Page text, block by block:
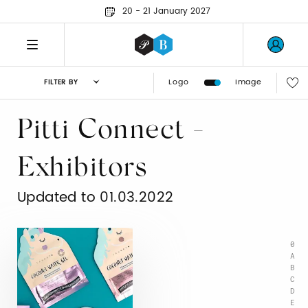
20 - 21 January 2027
FILTER BY Logo Image
0
A
B
C
D
E
Pitti Connect -
Exhibitors
Updated to 01.03.2022